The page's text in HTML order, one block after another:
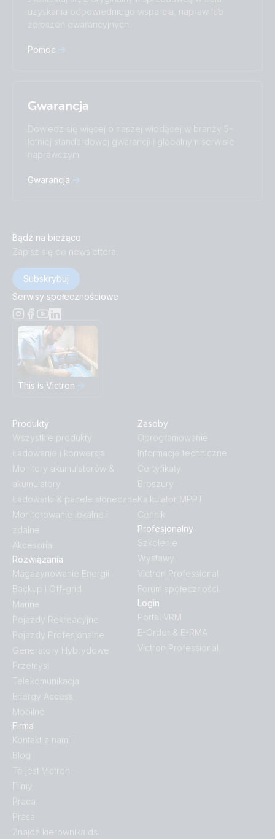
中國人
uzyskania odpowiedniego wsparcia, napraw lub
zgłoszeń gwarancyjnych.
Pomoc
Gwarancja
Dowiedz się więcej o naszej wiodącej w branży 5-
letniej standardowej gwarancji i globalnym serwisie
naprawczym.
Gwarancja
Bądź na bieżąco
Zapisz się do newslettera
Subskrybuj
Serwisy społecznościowe
This is Victron
Produkty
Wszystkie produkty
Ładowanie i konwersja
Monitory akumulatorów &
akumulatory
Ładowarki & panele słoneczne
Monitorowanie lokalne i
zdalne
Akcesoria
Rozwiązania
Magazynowanie Energii
Backup i Off-grid
Marine
Pojazdy Rekreacyjne
Pojazdy Profesjonalne
Generatory Hybrydowe
Przemysł
Telekomunikacja
Energy Access
Mobilne
Firma
Kontakt z nami
Blog
To jest Victron
Filmy
Praca
Prasa
Znajdź kierownika ds.
Zasoby
Oprogramowanie
Informacje techniczne
Certyfikaty
Broszury
Kalkulator MPPT
Cennik
Profesjonalny
Szkolenie
Wystawy
Victron Professional
Forum społeczności
Login
Portal VRM
E-Order & E-RMA
Victron Professional